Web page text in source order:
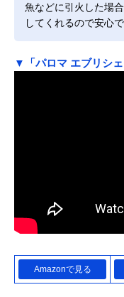
魚などに引火した場合
してくれるので安心で
▼「パロマ エブリシ
Amazonで見る